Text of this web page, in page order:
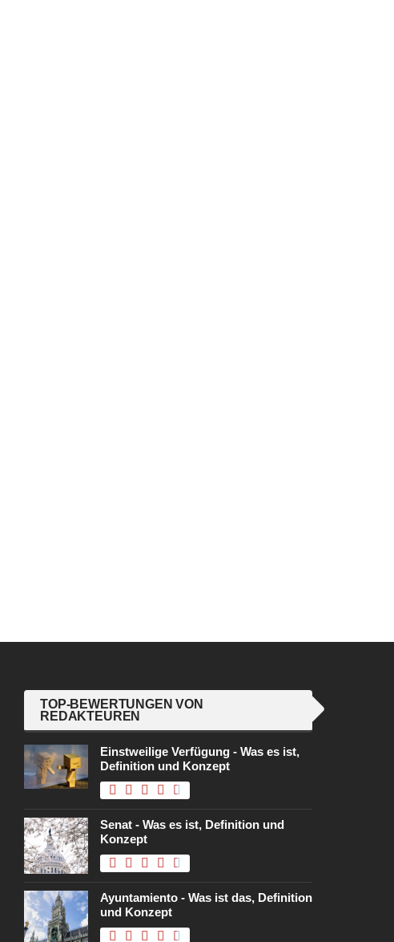
TOP-BEWERTUNGEN VON
REDAKTEUREN
Einstweilige Verfügung - Was es ist,
Definition und Konzept
Senat - Was es ist, Definition und
Konzept
Ayuntamiento - Was ist das, Definition
und Konzept